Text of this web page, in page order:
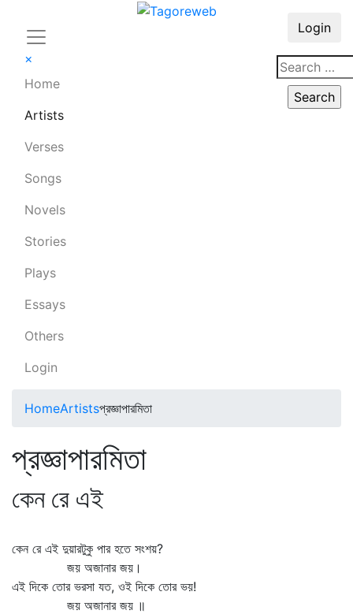
×
Home
Artists
Verses
Songs
Novels
Stories
Plays
Essays
Others
Login
Login
HomeArtistsপ্রজ্ঞাপারমিতা
প্রজ্ঞাপারমিতা
কেন রে এই
কেন রে এই দুয়ারটুকু পার হতে সংশয়?
জয় অজানার জয়।
এই দিকে তোর ভরসা যত, ওই দিকে তোর ভয়!
জয় অজানার জয় ॥